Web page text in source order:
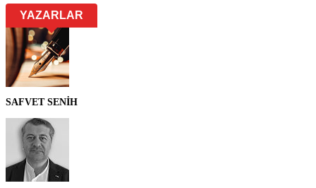
YAZARLAR
SAFVET SENİH